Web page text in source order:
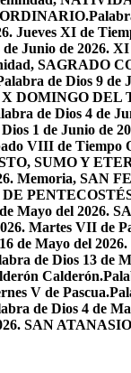
Jueves XI de
de Junio de
SAGRADO
de Dios 9 de
X DOMINGO
de Dios 4 de
1 de Junio de
VIII de Tiempo
SUMO Y
Memoria, SAN
DE
de Mayo del 2026.
Martes VII de
de Mayo del
de Dios 13 de
Calderón.
V de Pascua.
de Dios 4 de
SAN